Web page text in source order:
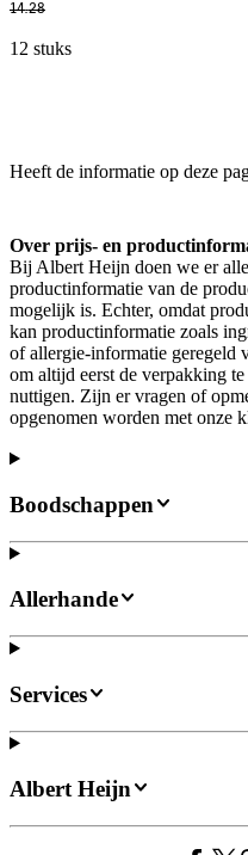
14.28
12 stuks
Heeft de informatie op deze
Over prijs- en
Bij Albert Heijn doen we er
productinformatie van de
mogelijk is. Echter, omdat
kan productinformatie zoals
of allergie-informatie geregeld
om altijd eerst de verpakking
nuttigen. Zijn er vragen of
opgenomen worden met onze
Boodschappen
Allerhande
Services
Albert Heijn